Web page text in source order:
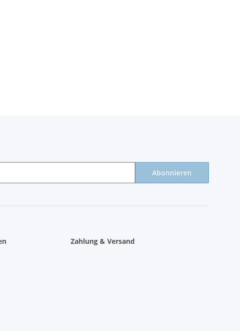
Abonnieren
Zahlung & Versand